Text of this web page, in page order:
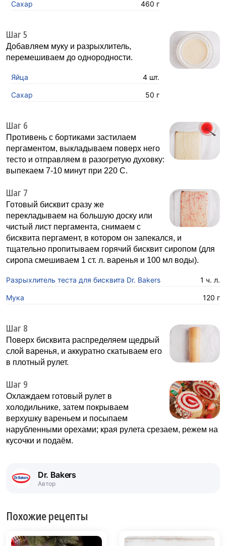
Сахар 460 г
Шаг 5
Добавляем муку и разрыхлитель,
перемешиваем до однородности.
Яйца 4 шт.
Сахар 50 г
Шаг 6
Противень с бортиками застилаем
пергаментом, выкладываем поверх него
тесто и отправляем в разогретую духовку:
выпекаем 7-10 минут при 220 С.
Шаг 7
Готовый бисквит сразу же
перекладываем на большую доску или
чистый лист пергамента, снимаем с
бисквита пергамент, в котором он запекался, и
тщательно пропитываем горячий бисквит сиропом (для
сиропа смешиваем 1 ст. л. варенья и 100 мл воды).
Разрыхлитель теста для бисквита Dr. Bakers 1 ч. л.
Мука 120 г
Шаг 8
Поверх бисквита распределяем щедрый
слой варенья, и аккуратно скатываем его
в плотный рулет.
Шаг 9
Охлаждаем готовый рулет в
холодильнике, затем покрываем
верхушку вареньем и посыпаем
нарубленными орехами; края рулета срезаем, режем на
кусочки и подаём.
Dr. Bakers
Автор
Похожие рецепты